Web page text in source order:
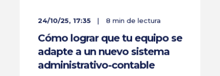
24/10/25, 17:35 8 min de lectura
Cómo lograr que tu equipo se
adapte a un nuevo sistema
administrativo-contable